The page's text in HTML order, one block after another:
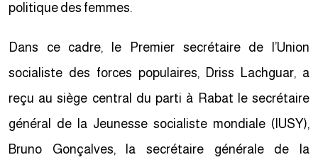
politique des femmes.
Dans ce cadre, le Premier secrétaire de l’Union
socialiste des forces populaires, Driss Lachguar, a
reçu au siège central du parti à Rabat le secrétaire
général de la Jeunesse socialiste mondiale (IUSY),
Bruno Gonçalves, la secrétaire générale de la